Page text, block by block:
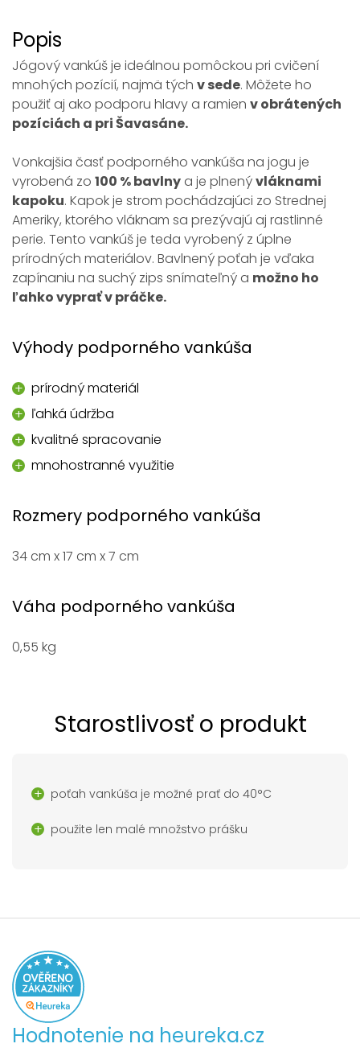
Popis
Jógový vankúš je ideálnou pomôckou pri cvičení
mnohých pozícií, najmä tých v sede. Môžete ho
použiť aj ako podporu hlavy a ramien v obrátených
pozíciách a pri Šavasáne.
Vonkajšia časť podporného vankúša na jogu je
vyrobená zo 100 % bavlny a je plnenývláknami
kapoku. Kapok je strom pochádzajúci zo Strednej
Ameriky, ktorého vláknam sa prezývajú aj rastlinné
perie. Tento vankúš je teda vyrobený z úplne
prírodných materiálov. Bavlnený poťah je vďaka
zapínaniu na suchý zips snímateľný a možno ho
ľahko vyprať v práčke.
Výhody podporného vankúša
prírodný materiál
ľahká údržba
kvalitné spracovanie
mnohostranné využitie
Rozmery podporného vankúša
34 cm x 17 cm x 7 cm
Váha podporného vankúša
0,55 kg
Starostlivosť o produkt
poťah vankúša je možné prať do 40°C
použite len malé množstvo prášku
Hodnotenie na heureka.cz